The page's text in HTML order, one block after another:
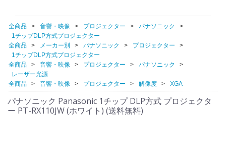
全商品 音響・映像 プロジェクター
パナソニック
1チップDLP方式プロジェクター
全商品
メーカー別 パナソニック
プロジェクター
1チップDLP方式プロジェクター
全商品
音響・映像 プロジェクター
パナソニック
レーザー光源
全商品
音響・映像 プロジェクター 解像度 XGA
パナソニック Panasonic 1チップ DLP方式 プロジェクタ
ー PT-RX110JW (ホワイト) (送料無料)